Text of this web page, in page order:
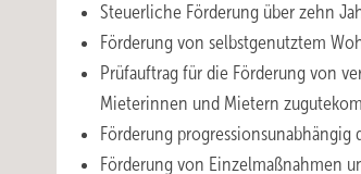
Steuerliche Förderung über zehn
Förderung von selbstgenutztem
Prüfauftrag für die Förderung von
Mieterinnen und Mietern
Förderung
Förderung von Einzelmaßnahmen